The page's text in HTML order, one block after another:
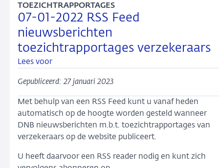
07-01-2022 RSS Feed
nieuwsberichten
toezichtrapportages verzekeraars
TOEZICHTRAPPORTAGES
Lees voor
Gepubliceerd: 27 januari 2023
Met behulp van een RSS Feed kunt u vanaf heden
automatisch op de hoogte worden gesteld wanneer
DNB nieuwsberichten m.b.t. toezichtrapportages van
verzekeraars op de website publiceert.
U heeft daarvoor een RSS reader nodig en kunt zich